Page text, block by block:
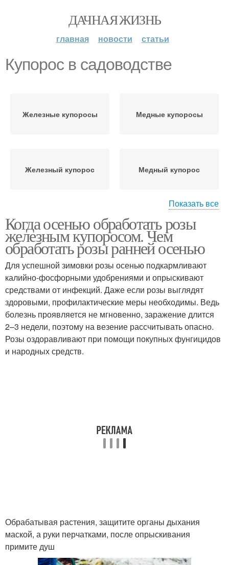
ДАЧНАЯ ЖИЗНЬ
главная новости статьи
Купорос в садоводстве
Железные купоросы Медные купоросы
Железный купорос Медный купорос
выгребных ям
Купорос от грибка
Купорос для обработки Купорос для винограда
Купорос для роз
Применение в
садоводстве
Показать все
Когда осенью обработать розы
железным купоросом. Чем
обработать розы ранней осенью
Для успешной зимовки розы осенью подкармливают
калийно-фосфорными удобрениями и опрыскивают
средствами от инфекций. Даже если розы выглядят
здоровыми, профилактические меры необходимы. Ведь
болезнь проявляется не мгновенно, заражение длится
2–3 недели, поэтому на везение рассчитывать опасно.
Розы оздоравливают при помощи покупных фунгицидов
и народных средств.
Обрабатывая растения, защитите органы дыхания
маской, а руки перчатками, после опрыскивания
примите душ